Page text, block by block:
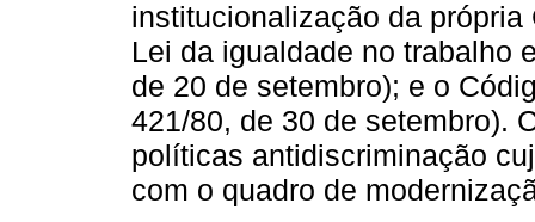
institucionalização da
Lei da igualdade no trabalho
de 20 de setembro); e o
421/80, de 30 de setembro).
políticas antidiscriminação
com o quadro de